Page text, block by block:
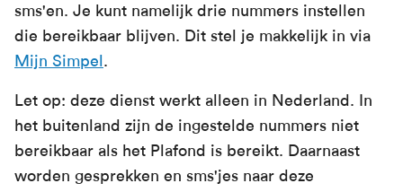
sms'en. Je kunt namelijk drie nummers instellen
die bereikbaar blijven. Dit stel je makkelijk in via
Mijn Simpel.
Let op: deze dienst werkt alleen in Nederland. In
het buitenland zijn de ingestelde nummers niet
bereikbaar als het Plafond is bereikt. Daarnaast
worden gesprekken en sms'jes naar deze